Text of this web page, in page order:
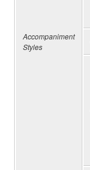
Accompaniment
Styles